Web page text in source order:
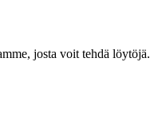
josta voit tehdä löytöjä.